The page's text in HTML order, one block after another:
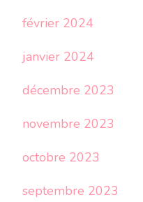
février 2024
janvier 2024
décembre 2023
novembre 2023
octobre 2023
septembre 2023